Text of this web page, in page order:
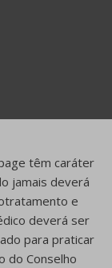
têm caráter
jamais deverá
e
deverá ser
para praticar
do Conselho